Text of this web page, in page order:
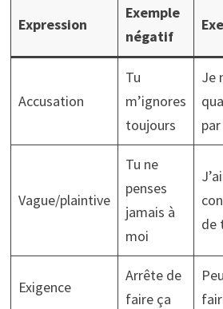
Expression
Exemple
négatif
Accusation
Tu
m’ignores
toujours
Je
Vague/plaintive
Tu ne
penses
jamais à
moi
de
Exigence
Arrête de
faire ça